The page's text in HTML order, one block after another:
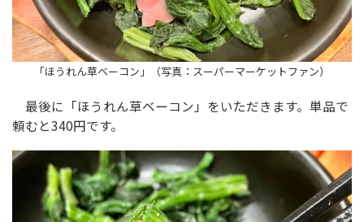
「ほうれん草ベーコン」（写真：スーパーマーケットファン）
最後に「ほうれん草ベーコン」をいただきます。単品で
頼むと340円です。